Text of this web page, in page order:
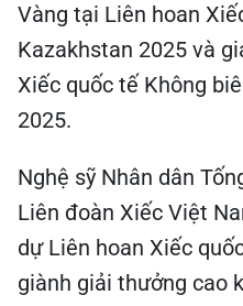
Vàng tại Liên hoan
Kazakhstan 2025 và
Xiếc quốc tế Không
2025.
Nghệ sỹ Nhân dân
Liên đoàn Xiếc Việt
dự Liên hoan Xiếc
giành giải thưởng cao